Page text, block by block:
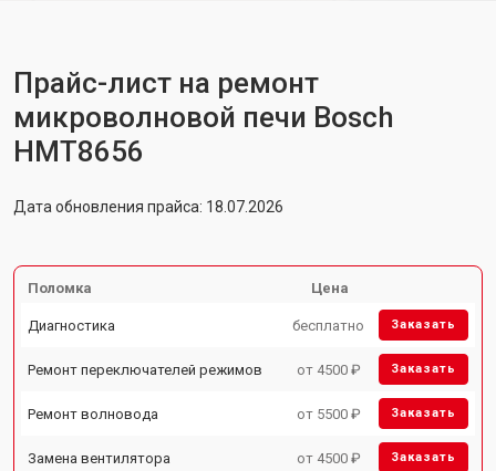
Прайс-лист на ремонт
микроволновой печи Bosch
HMT8656
Дата обновления прайса: 18.07.2026
Поломка Цена
Диагностика бесплатно Заказать
Ремонт переключателей режимов от 4500 ₽ Заказать
Ремонт волновода от 5500 ₽ Заказать
Замена вентилятора от 4500 ₽ Заказать